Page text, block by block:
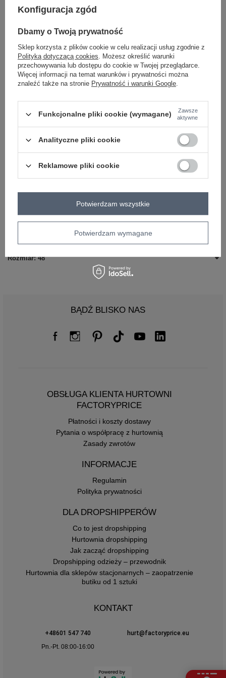
#materiał dominujący:
#długość:
standardowa
#zapięcie:
brak
#skład materiału :
65% poliester,25% wiskoza,15% elastan
#sposób prania :
pranie w pralce w 30°C
Modelka ma na sobie rozmiar 46. Wymiary modelki: wzrost 167 cm,
#rękaw:
serek / dekolt V
Kolory:
emblemat_FP:
Rozmiar: 44
Rozmiar: 48
BĄDŹ BLISKO NAS
OBSŁUGA KLIENTA HURTOWNI
FACTORYPRICE
Płatności i koszty dostawy
Pytania o współpracę z hurtownią
Zasady zwrotów
INFORMACJE
Regulamin
Polityka prywatności
DLA DROPSHIPPERÓW
Co to jest dropshipping
Hurtownia dropshipping
Jak zacząć dropshipping
Dropshipping odzieży – przewodnik
Hurtownia dla sklepów stacjonarnych – zaopatrzenie
butiku od 1 sztuki
KONTAKT
+48601 547 740
hurt@factoryprice.eu
Pn.-Pt. 08:00-16:00
Konfiguracja zgód
Dbamy o Twoją prywatność
Sklep korzysta z plików cookie w celu realizacji usług zgodnie z
Polityką dotyczącą cookies. Możesz określić warunki
przechowywania lub dostępu do cookie w Twojej przeglądarce.
Więcej informacji na temat warunków i prywatności można
znaleźć także na stronie Prywatność i warunki Google.
Funkcjonalne pliki cookie (wymagane)
Zawsze
aktywne
Analityczne pliki cookie
Reklamowe pliki cookie
Potwierdzam wymagane
Potwierdzam wszystkie